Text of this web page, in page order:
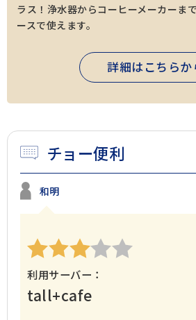
ラス！浄水器からコーヒーメーカーま
ースで使えます。
詳細はこちらか
チョー便利
和明
利用サーバー：
tall+cafe